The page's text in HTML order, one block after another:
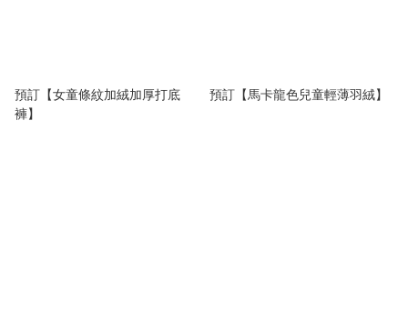
預訂【女童條紋加絨加厚打底
褲】
預訂【馬卡龍色兒童輕薄羽絨】